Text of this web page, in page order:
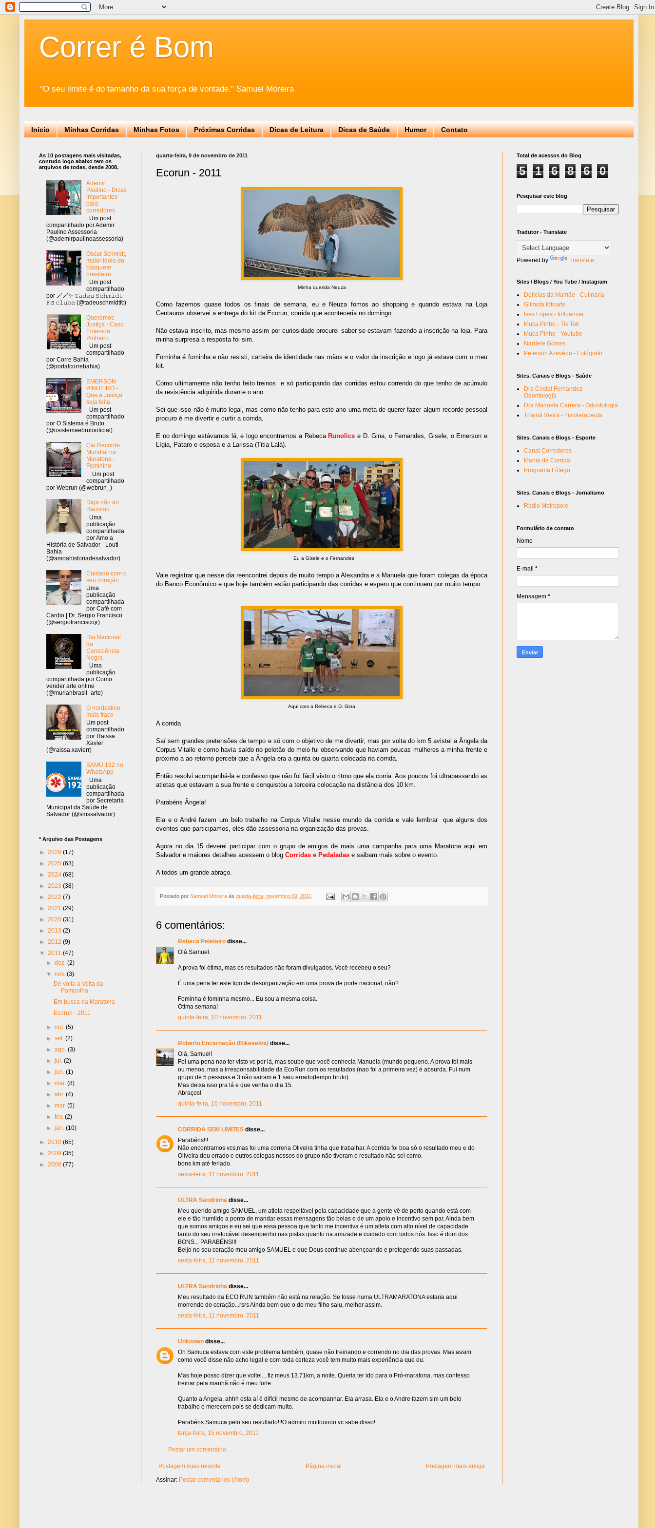
Correr é Bom
"O seu limite é do tamanho da sua força de vontade." Samuel Moreira
Início Minhas Corridas Minhas Fotos Próximas Corridas Dicas de Leitura Dicas de Saúde Humor Contato
quarta-feira, 9 de novembro de 2011
Ecorun - 2011
Minha querida Neuza
Como fazemos quase todos os finais de semana, eu e Neuza fomos ao shopping e quando estava na Loja
Centauros observei a entrega do kit da Ecorun, corrida que aconteceria no domingo.
Não estava inscrito, mas mesmo assim por curiosidade procurei saber se estavam fazendo a inscrição na loja. Para
minha surpresa a resposta foi sim.
Fominha é fominha e não resisti, carteira de identidade nas mãos e o valor da inscrição e logo já estava com o meu
kit.
Como ultimamente não tenho feito treinos
e só participando das corridas estou correndo do que tenho de acúmulo
da resistência adquirida durante o ano.
Sei que isso não é muito legal, mas como não tenho para este ano uma meta de querer fazer algum recorde pessoal
procuro é me divertir e curtir a corrida.
E no domingo estávamos lá, e logo encontramos a Rebeca Runolics e D. Gina, o Fernandes, Gisele, o Emerson e
Lígia, Pataro e esposa e a Larissa (Titia Lalá).
Eu a Gisele e o Fernandes
Vale registrar que nesse dia reencontrei depois de muito tempo a Alexandra e a Manuela que foram colegas da época
do Banco Econômico e que hoje também estão participando das corridas e espero que continuem por muito tempo.
Aqui com a Rebeca e D. Gina
A corrida
Saí sem grandes pretensões de tempo e só com o objetivo de me divertir, mas por volta do km 5 avistei a Ângela da
Corpus Vitalle e como havia saído no pelotão do meio fui observando que haviam poucas mulheres a minha frente e
próximo a ao retorno percebi que a Ângela era a quinta ou quarta colocada na corrida.
Então resolvi acompanhá-la e confesso que não foi fácil visto o ritmo que ela corria. Aos poucos foi ultrapassando as
atletas que estavam a sua frente e conquistou a terceira colocação na distância dos 10 km.
Parabéns Ângela!
Ela e o André fazem um belo trabalho na Corpus Vitalle nesse mundo da corrida e vale lembrar
que alguns dos
eventos que participamos, eles dão assessoria na organização das provas.
Agora no dia 15 deverei participar com o grupo de amigos de mais uma campanha para uma Maratona aqui em
Salvador e maiores detalhes acessem o blog Corridas e Pedaladas e saibam mais sobre o evento.
A todos um grande abraço.
Postado por Samuel Moreira às quarta-feira, novembro 09, 2011
6 comentários:
Rebeca Peleteiro disse...
Olá Samuel.
A prova foi ótima, mas os resultados não foram divulgados. Você recebeu o seu?
É uma pena ter este tipo de desorganização em uma prova de porte nacional, não?
Fominha é fominha mesmo... Eu sou a mesma coisa.
Ótima semana!
quinta-feira, 10 novembro, 2011
Roberto Encarnação (Bikeselva) disse...
Olá, Samuel!
Foi uma pena nao ter visto vc por lá, mas soube que você conhecia Manuela (mundo pequeno. A prova foi mais
ou menos, mas a irresponsabilidade da EcoRun com os resultados (nao foi a primeira vez) é absurda. Fui num
grupo de 5 pessoas e 3 não sairam e 1 saiu errado(tempo bruto).
Mas deixa isso pra lá e que venha o dia 15.
Abraços!
quinta-feira, 10 novembro, 2011
CORRIDA SEM LIMITES disse...
Parabéns!!!
Não encontramos vcs,mas foi uma correria Oliveira tinha que trabalhar. A corrida foi boa só o resultado meu e do
Oliveira deu errado e outros colegas nossos do grupo não tiveram o resultado não sei como.
bons km até feriado.
sexta-feira, 11 novembro, 2011
ULTRA Sandrinha disse...
Meu querido amigo SAMUEL, um atleta respeitável pela capacidade que a gente vê de perto quando está com
ele e tão humilde a ponto de mandar essas mensagens tão belas e de um apoio e incentivo sem par. Ainda bem
que somos amigos e eu sei que essa pessoa que tanto me incentiva é um atleta com alto nível de capacidade
tanto do seu irretocável desempenho nas pistas quanto na amizade e cuidado com todos nós. Isso é dom dos
BONS... PARABÉNS!!!
Beijo no seu coração meu amigo SAMUEL e que Deus continue abençoando e protegendo suas passadas.
sexta-feira, 11 novembro, 2011
ULTRA Sandrinha disse...
Meu resultado da ECO RUN também não está na relação. Se fosse numa ULTRAMARATONA estaria aqui
morrendo do coração...rsrs Ainda bem que o do meu filho saiu, melhor assim.
sexta-feira, 11 novembro, 2011
Unknown disse...
Oh Samuca estava com este problema também, quase não treinando e correndo no dia das provas. Mas assim
como você disse não acho legal e com toda certeza você tem muito mais experiência que eu.
Mas hoje posso dizer que voltei....fiz meus 13.71km, a noite. Queria ter ido para o Pró-maratona, mas confesso
treinar pela manhã não é meu forte.
Quanto a Angela, ahhh esta aí é difícil mesmo de acompanhar. Ela arrasa. Ela e o Andre fazem sim um belo
trabalho e merecem pois se dedicam muito.
Parabéns Samuca pelo seu resultado!!!O admiro muitooooo vc sabe disso!
terça-feira, 15 novembro, 2011
Postar um comentário
Postagem mais recente Postagem mais antiga
Página inicial
Assinar: Postar comentários (Atom)
As 10 postagens mais visitadas,
contudo logo abaixo tem os
arquivos de todas, desde 2008.
Ademir
Paulino - Dicas
importantes
para
corredores
Um post
compartilhado por Ademir
Paulino Assessoria
(@ademirpaulinoassessoria)
Oscar Schmidt,
maior ídolo do
basquete
brasileiro
Um post
compartilhado
por 🪄🪄✨ 𝚃𝚊𝚍𝚎𝚞 𝚂𝚌𝚑𝚖𝚒𝚍𝚝
𝙵𝚊̃ 𝚌𝚕𝚞𝚋𝚎 (@tadeuschmidtfc)
Queremos
Justiça - Caso
Emerson
Pinheiro
Um post
compartilhado
por Corre Bahia
(@portalcorrebahia)
EMERSON
PINHEIRO -
Que a Justiça
seja feita.
Um post
compartilhado
por O Sistema é Bruto
(@osistemaebrutooficial)
Cai Recorde
Mundial na
Maratona -
Feminino
Um post
compartilhado
por Webrun (@webrun_)
Diga não ao
Racismo
Uma
publicação
compartilhada
por Amo a
História de Salvador - Louti
Bahia
(@amoahistoriadesalvador)
Cuidado com o
seu coração
Uma
publicação
compartilhada
por Café com
Cardio | Dr. Sergio Francisco
(@sergiofranciscojr)
Dia Nacional
da
Consciência
Negra
Uma
publicação
compartilhada por Como
vender arte online
(@muriahbrasil_arte)
O nordestino
mais fraco
Um post
compartilhado
por Raissa
Xavier
(@raissa.xavierr)
SAMU 192 no
WhatsApp
Uma
publicação
compartilhada
por Secretaria
Municipal da Saúde de
Salvador (@smssalvador)
* Arquivo das Postagens
► 2026 (17)
► 2025 (63)
► 2024 (68)
► 2023 (38)
► 2022 (7)
► 2021 (29)
► 2020 (31)
► 2013 (2)
► 2012 (9)
▼ 2011 (47)
►dez.(2)
▼nov.(3)
De volta a Volta da
Pampulha
Em busca da Maratona
Ecorun - 2011
►out.(5)
►set.(2)
►ago.(3)
►jul.(2)
►jun.(1)
►mai.(8)
►abr.(4)
►mar.(5)
►fev.(2)
►jan.(10)
► 2010 (65)
► 2009 (35)
► 2008 (77)
Total de acessos do Blog
5 1 6 8 6 0
Pesquisar este blog
Tradutor - Translate
Powered by Translate
Sites / Blogs / You Tube / Instagram
Delícias da Mamãe - Culinária
Gilmota.fotoarte
Ives Lopes - Influencer
Muca Pinho - Tik Tok
Muca Pinho - Youtube
Nardele Gomes
Peterson Azevêdo - Fotógrafo
Sites, Canais e Blogs - Saúde
Dra Cristal Fernandez -
Odontologia
Dra Manoela Carrera - Odontologia
Thainá Vieira - Fisioterapeuta
Sites, Canais e Blogs - Esporte
Canal Corredores
Mania de Corrida
Programa Fôlego
Sites, Canais e Blogs - Jornalismo
Rádio Metrópole
Formulário de contato
Nome
E-mail *
Mensagem *